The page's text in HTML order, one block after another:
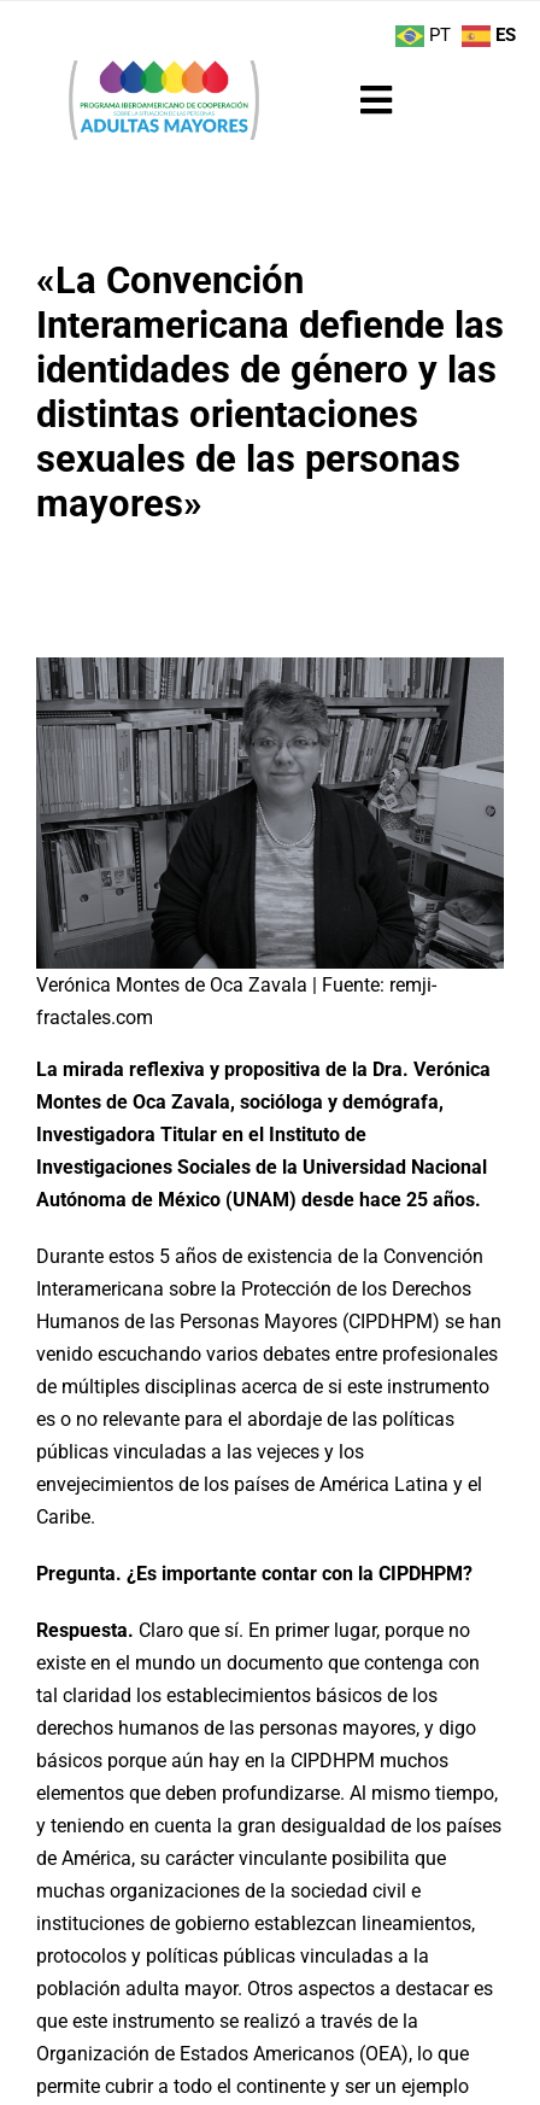
contenido
Toggle
Noticias
Actividades
Boletín
Buenas Prácticas
«La Convención
Interamericana defiende las
identidades de género y las
distintas orientaciones
sexuales de las personas
mayores»
Verónica Montes de Oca Zavala | Fuente: remji-
fractales.com
La mirada reflexiva y propositiva de la Dra. Verónica
Montes de Oca Zavala, socióloga y demógrafa,
Investigadora Titular en el Instituto de
Investigaciones Sociales de la Universidad Nacional
Autónoma de México (UNAM) desde hace 25 años.
Durante estos 5 años de existencia de la Convención
Interamericana sobre la Protección de los Derechos
Humanos de las Personas Mayores (CIPDHPM) se han
venido escuchando varios debates entre profesionales
de múltiples disciplinas acerca de si este instrumento
es o no relevante para el abordaje de las políticas
públicas vinculadas a las vejeces y los
envejecimientos de los países de América Latina y el
Caribe.
Pregunta. ¿Es importante contar con la CIPDHPM?
Respuesta. Claro que sí. En primer lugar, porque no
existe en el mundo un documento que contenga con
tal claridad los establecimientos básicos de los
derechos humanos de las personas mayores, y digo
básicos porque aún hay en la CIPDHPM muchos
elementos que deben profundizarse. Al mismo tiempo,
y teniendo en cuenta la gran desigualdad de los países
de América, su carácter vinculante posibilita que
muchas organizaciones de la sociedad civil e
instituciones de gobierno establezcan lineamientos,
protocolos y políticas públicas vinculadas a la
población adulta mayor. Otros aspectos a destacar es
que este instrumento se realizó a través de la
Organización de Estados Americanos (OEA), lo que
permite cubrir a todo el continente y ser un ejemplo
PT ES